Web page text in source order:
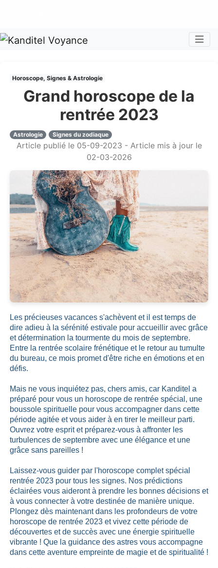
Horoscope, Signes & Astrologie
Grand horoscope de la
rentrée 2023
Astrologie Signes du zodiaque
Article publié le 05-09-2023 - Article mis à jour le
02-03-2026
Les précieuses vacances s'achèvent et il est temps de
dire adieu à la sérénité estivale pour accueillir avec grâce
et détermination la tourmente du mois de septembre.
Entre la rentrée scolaire frénétique et le retour au tumulte
du bureau, ce mois promet d'être riche en émotions et en
défis.
Mais ne vous inquiétez pas, chers amis, car Kanditel a
préparé pour vous un horoscope de rentrée spécial, une
boussole spirituelle pour vous accompagner dans cette
période agitée et vous aider à en tirer le meilleur parti.
Ouvrez votre esprit et préparez-vous à affronter les
turbulences de septembre avec une élégance et une
grâce sans pareilles !
Laissez-vous guider par l'horoscope complet spécial
rentrée 2023 pour tous les signes. Nos prédictions
éclairées vous aideront à prendre les bonnes décisions et
à vous connecter à votre destinée de manière unique.
Plongez dès maintenant dans les profondeurs de votre
horoscope de rentrée 2023 et vivez cette période de
découvertes et de succès avec une énergie spirituelle
vibrante ! Que la guidance des astres vous accompagne
dans cette aventure empreinte de magie et de spiritualité !